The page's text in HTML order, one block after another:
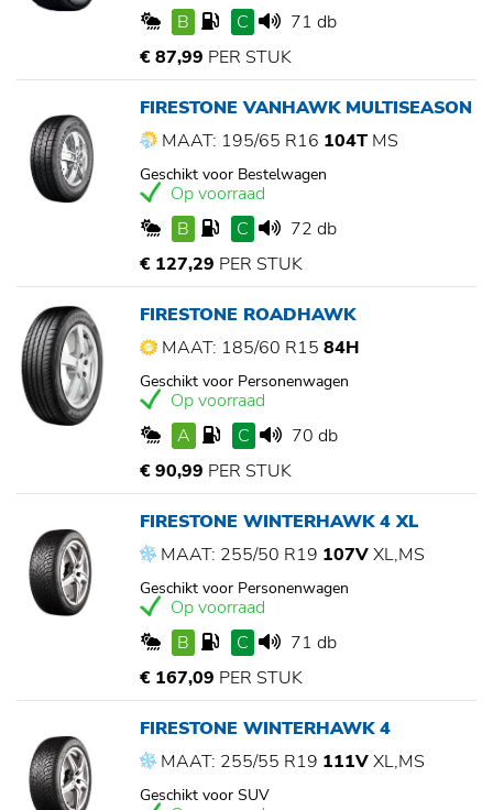
B
C
71 db
€ 87,99 PER STUK
FIRESTONE VANHAWK MULTISEASON
MAAT: 195/65 R16 104T MS
Geschikt voor Bestelwagen
Op voorraad
B
C
72 db
€ 127,29 PER STUK
FIRESTONE ROADHAWK
MAAT: 185/60 R15 84H
Geschikt voor Personenwagen
Op voorraad
A
C
70 db
€ 90,99 PER STUK
FIRESTONE WINTERHAWK 4 XL
MAAT: 255/50 R19 107VXL,MS
Geschikt voor Personenwagen
Op voorraad
B
C
71 db
€ 167,09 PER STUK
FIRESTONE WINTERHAWK 4
MAAT: 255/55 R19 111VXL,MS
Geschikt voor SUV